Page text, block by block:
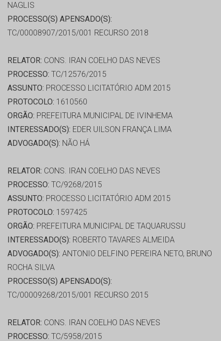
NAGLIS
PROCESSO(S) APENSADO(S):
TC/00008907/2015/001 RECURSO 2018
RELATOR: CONS. IRAN COELHO DAS NEVES
PROCESSO: TC/12576/2015
ASSUNTO: PROCESSO LICITATÓRIO ADM 2015
PROTOCOLO: 1610560
ORGÃO: PREFEITURA MUNICIPAL DE IVINHEMA
INTERESSADO(S): EDER UILSON FRANÇA LIMA
ADVOGADO(S): NÃO HÁ
RELATOR: CONS. IRAN COELHO DAS NEVES
PROCESSO: TC/9268/2015
ASSUNTO: PROCESSO LICITATÓRIO ADM 2015
PROTOCOLO: 1597425
ORGÃO: PREFEITURA MUNICIPAL DE TAQUARUSSU
INTERESSADO(S): ROBERTO TAVARES ALMEIDA
ADVOGADO(S): ANTONIO DELFINO PEREIRA NETO, BRUNO
ROCHA SILVA
PROCESSO(S) APENSADO(S):
TC/00009268/2015/001 RECURSO 2015
RELATOR: CONS. IRAN COELHO DAS NEVES
PROCESSO: TC/5958/2015